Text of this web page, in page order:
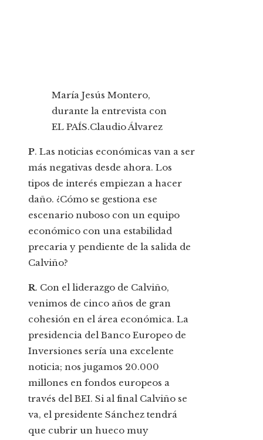
María Jesús Montero,
durante la entrevista con
EL PAÍS.Claudio Álvarez
P. Las noticias económicas van a ser
más negativas desde ahora. Los
tipos de interés empiezan a hacer
daño. ¿Cómo se gestiona ese
escenario nuboso con un equipo
económico con una estabilidad
precaria y pendiente de la salida de
Calviño?
R. Con el liderazgo de Calviño,
venimos de cinco años de gran
cohesión en el área económica. La
presidencia del Banco Europeo de
Inversiones sería una excelente
noticia; nos jugamos 20.000
millones en fondos europeos a
través del BEI. Si al final Calviño se
va, el presidente Sánchez tendrá
que cubrir un hueco muy